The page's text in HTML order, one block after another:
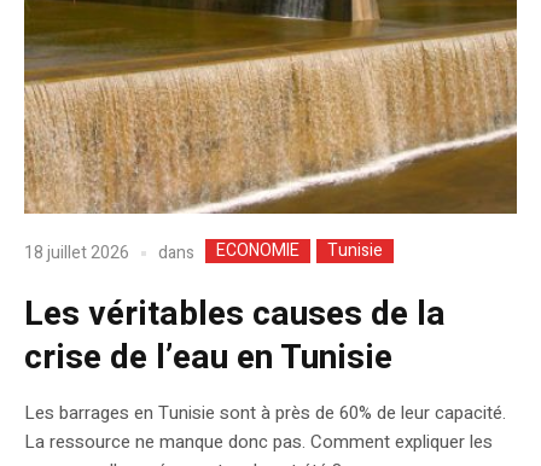
18 juillet 2026 dans ECONOMIE Tunisie
Les véritables causes de la
crise de l’eau en Tunisie
Les barrages en Tunisie sont à près de 60% de leur capacité.
La ressource ne manque donc pas. Comment expliquer les